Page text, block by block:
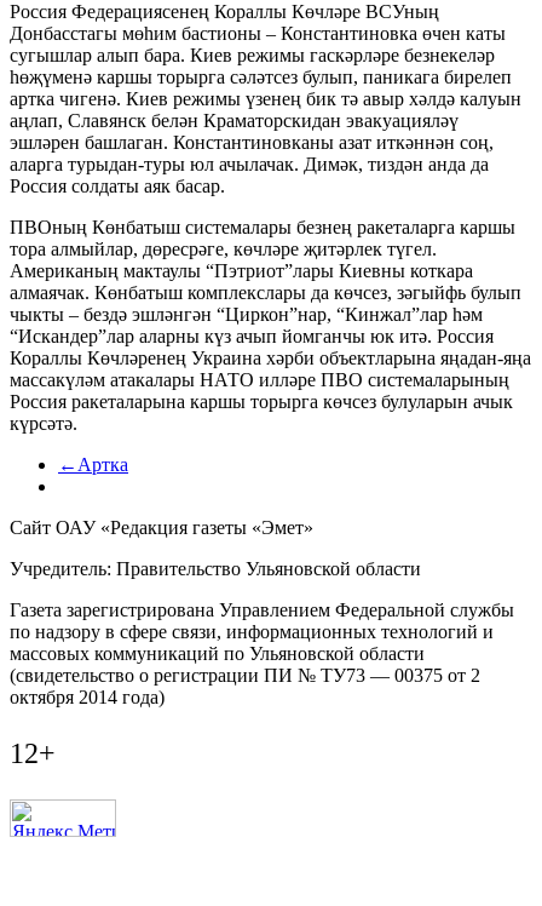
Россия Федерациясенең Кораллы Көчләре ВСУның
Донбасстагы мөһим бастионы – Константиновка өчен каты
сугышлар алып бара. Киев режимы гаскәрләре безнекеләр
һөҗүменә каршы торырга сәләтсез булып, паникага бирелеп
артка чигенә. Киев режимы үзенең бик тә авыр хәлдә калуын
аңлап, Славянск белән Краматорскидан эвакуацияләү
эшләрен башлаган. Константиновканы азат иткәннән соң,
аларга турыдан-туры юл ачылачак. Димәк, тиздән анда да
Россия солдаты аяк басар.
ПВОның Көнбатыш системалары безнең ракеталарга каршы
тора алмыйлар, дөресрәге, көчләре җитәрлек түгел.
Американың мактаулы “Пэтриот”лары Киевны коткара
алмаячак. Көнбатыш комплекслары да көчсез, зәгыйфь булып
чыкты – бездә эшләнгән “Циркон”нар, “Кинжал”лар һәм
“Искандер”лар аларны күз ачып йомганчы юк итә. Россия
Кораллы Көчләренең Украина хәрби объектларына яңадан-яңа
массакүләм атакалары НАТО илләре ПВО системаларының
Россия ракеталарына каршы торырга көчсез булуларын ачык
күрсәтә.
←Артка
Сайт ОАУ «Редакция газеты «Эмет»
Учредитель: Правительство Ульяновской области
Газета зарегистрирована Управлением Федеральной службы
по надзору в сфере связи, информационных технологий и
массовых коммуникаций по Ульяновской области
(свидетельство о регистрации ПИ № ТУ73 — 00375 от 2
октября 2014 года)
12+